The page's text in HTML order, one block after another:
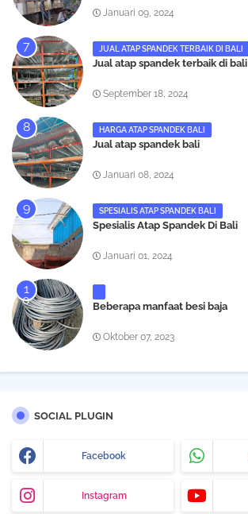
Januari 09, 2024
JUAL ATAP SPANDEK TERBAIK DI BALI
Jual atap spandek terbaik di bali
September 18, 2024
HARGA ATAP SPANDEK BALI
Jual atap spandek bali
Januari 08, 2024
SPESIALIS ATAP SPANDEK BALI
Spesialis Atap Spandek Di Bali
Januari 01, 2024
Beberapa manfaat besi baja
Oktober 07, 2023
SOCIAL PLUGIN
Facebook
Instagram